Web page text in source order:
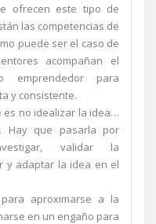
ofrecen este tipo de
las competencias de
puede ser el caso de
acompañan el
emprendedor para
y consistente.
es no idealizar la idea…
Hay que pasarla por
validar la
y adaptar la idea en el
aproximarse a la
en un engaño para